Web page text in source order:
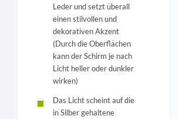
Leder und setzt überall
einen stilvollen und
dekorativen Akzent
(Durch die Oberflächen
kann der Schirm je nach
Licht heller oder dunkler
wirken)
Das Licht scheint auf die
in Silber gehaltene